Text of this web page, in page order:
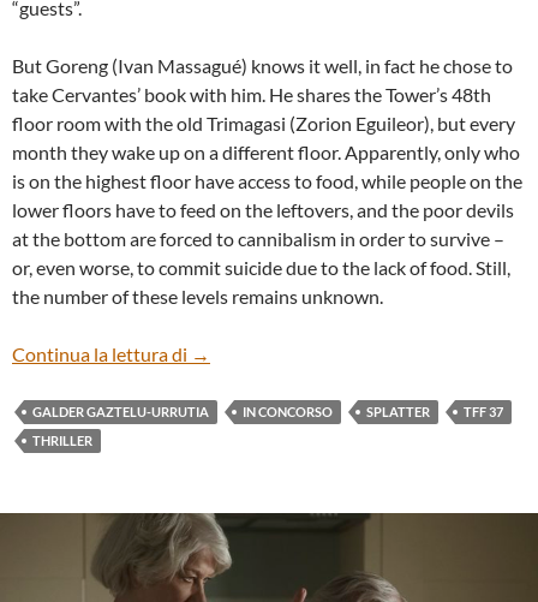
“guests”.
But Goreng (Ivan Massagué) knows it well, in fact he chose to
take Cervantes’ book with him. He shares the Tower’s 48th
floor room with the old Trimagasi (Zorion Eguileor), but every
month they wake up on a different floor. Apparently, only who
is on the highest floor have access to food, while people on the
lower floors have to feed on the leftovers, and the poor devils
at the bottom are forced to cannibalism in order to survive –
or, even worse, to commit suicide due to the lack of food. Still,
the number of these levels remains unknown.
Continua la lettura di “EL HOYO – THE PLATFORM” BY
→
GALDER GAZTELU-URRUTIA IN CONCORSO SPLATTER
TFF 37
THRILLER